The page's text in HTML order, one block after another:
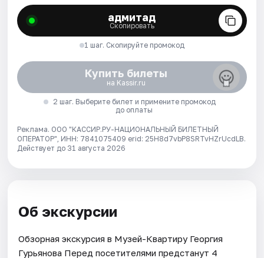
адмитад
Скопировать
1 шаг. Скопируйте промокод
Купить билеты
на Kassir.ru
2 шаг. Выберите билет и примените промокод
до оплаты
Реклама. ООО "КАССИР.РУ-НАЦИОНАЛЬНЫЙ БИЛЕТНЫЙ
ОПЕРАТОР", ИНН: 7841075409 erid: 25H8d7vbP8SRTvHZrUcdLB.
Действует до 31 августа 2026
Об экскурсии
Обзорная экскурсия в Музей-Квартиру Георгия
Гурьянова Перед посетителями предстанут 4